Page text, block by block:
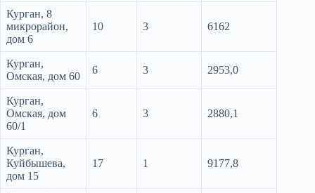
Курган, 8
микрорайон,
дом 6
10 3 6162
Курган,
Омская, дом 60
6 3 2953,0
Курган,
Омская, дом
60/1
6 3 2880,1
Курган,
Куйбышева,
дом 15
17 1 9177,8